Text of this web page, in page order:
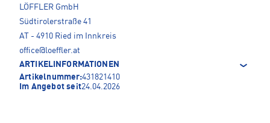
LÖFFLER GmbH
Südtirolerstraße 41
AT - 4910 Ried im Innkreis
office@loeffler.at
ARTIKELINFORMATIONEN
Artikelnummer:431821410
Im Angebot seit24.04.2026